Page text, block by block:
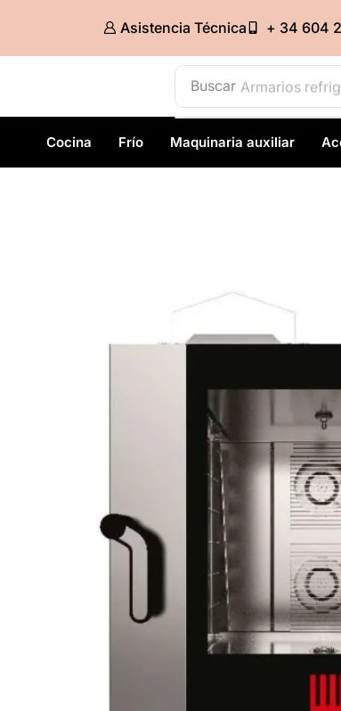
Asistencia Técnica + 34 604
Buscar Armarios
Cocina Frío Maquinaria auxiliar